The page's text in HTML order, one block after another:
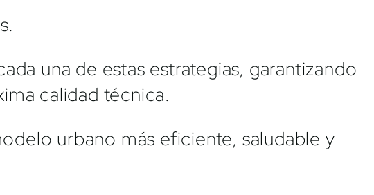
una de estas estrategias, garantizando
calidad técnica.
urbano más eficiente, saludable y